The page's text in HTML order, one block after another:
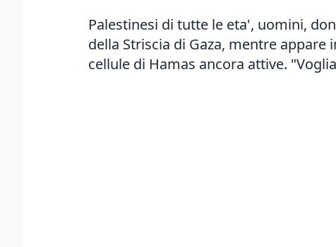
Palestinesi di tutte le eta', uomini,
della Striscia di Gaza, mentre
cellule di Hamas ancora attive.